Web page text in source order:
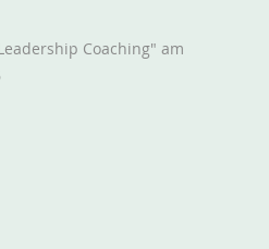
Arbeitsmodelle
Coaching" am